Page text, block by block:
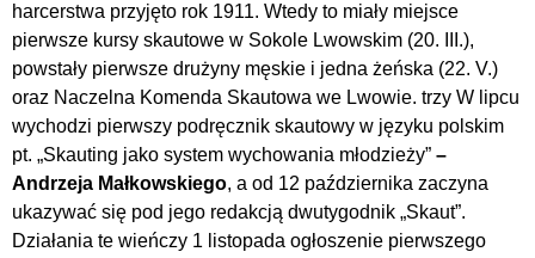
harcerstwa przyjęto rok 1911. Wtedy to miały miejsce
pierwsze kursy skautowe w Sokole Lwowskim (20. III.),
powstały pierwsze drużyny męskie i jedna żeńska (22. V.)
oraz Naczelna Komenda Skautowa we Lwowie. trzy W lipcu
wychodzi pierwszy podręcznik skautowy w języku polskim
pt. „Skauting jako system wychowania młodzieży” –
Andrzeja Małkowskiego, a od 12 października zaczyna
ukazywać się pod jego redakcją dwutygodnik „Skaut”.
Działania te wieńczy 1 listopada ogłoszenie pierwszego